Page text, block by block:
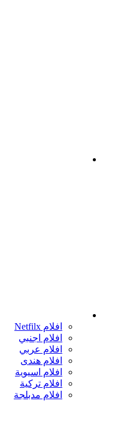
افلام Netfilx
افلام اجنبي
افلام عربي
افلام هندى
افلام اسيوية
افلام تركية
افلام مدبلجة